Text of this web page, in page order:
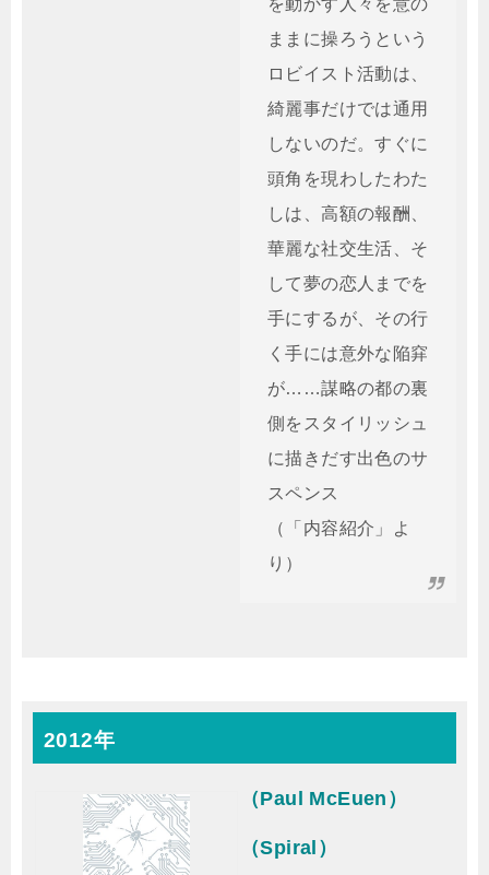
を動かす人々を意の
ままに操ろうという
ロビイスト活動は、
綺麗事だけでは通用
しないのだ。すぐに
頭角を現わしたわた
しは、高額の報酬、
華麗な社交生活、そ
して夢の恋人までを
手にするが、その行
く手には意外な陥穽
が……謀略の都の裏
側をスタイリッシュ
に描きだす出色のサ
スペンス
（「内容紹介」よ
り）
2012年
（Paul McEuen）
（Spiral）